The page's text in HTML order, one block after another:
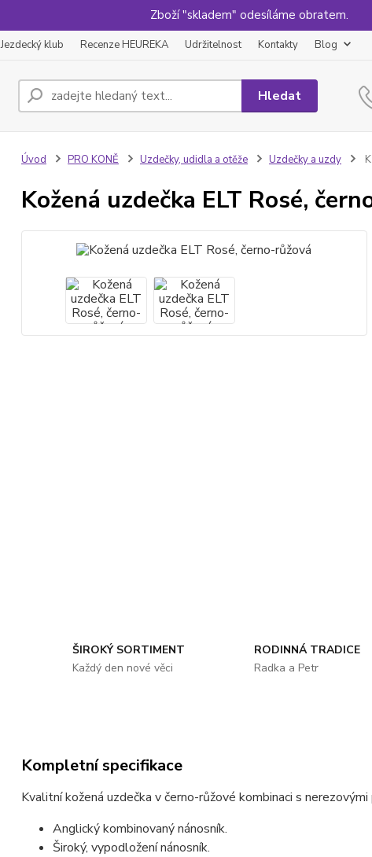
Zboží "skladem" odesíláme obratem.
Jezdecký klub Recenze HEUREKA Udržitelnost Kontakty Blog
Hledat
Úvod PRO KONĚ Uzdečky, udidla a otěže Uzdečky a uzdy
Kožená uzdečka ELT Rosé,
ŠIROKÝ SORTIMENT
Každý den nové věci
RODINNÁ TRADICE
Radka a Petr
Kompletní specifikace
Kvalitní kožená uzdečka v černo-růžové kombinaci s
Anglický kombinovaný nánosník.
Široký, vypodložení nánosník.